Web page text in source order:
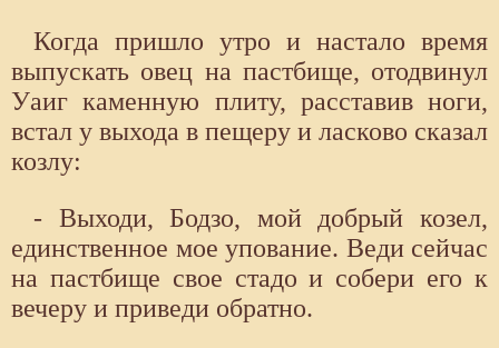
Когда пришло утро и настало время
выпускать овец на пастбище, отодвинул
Уаиг каменную плиту, расставив ноги,
встал у выхода в пещеру и ласково сказал
козлу:
- Выходи, Бодзо, мой добрый козел,
единственное мое упование. Веди сейчас
на пастбище свое стадо и собери его к
вечеру и приведи обратно.